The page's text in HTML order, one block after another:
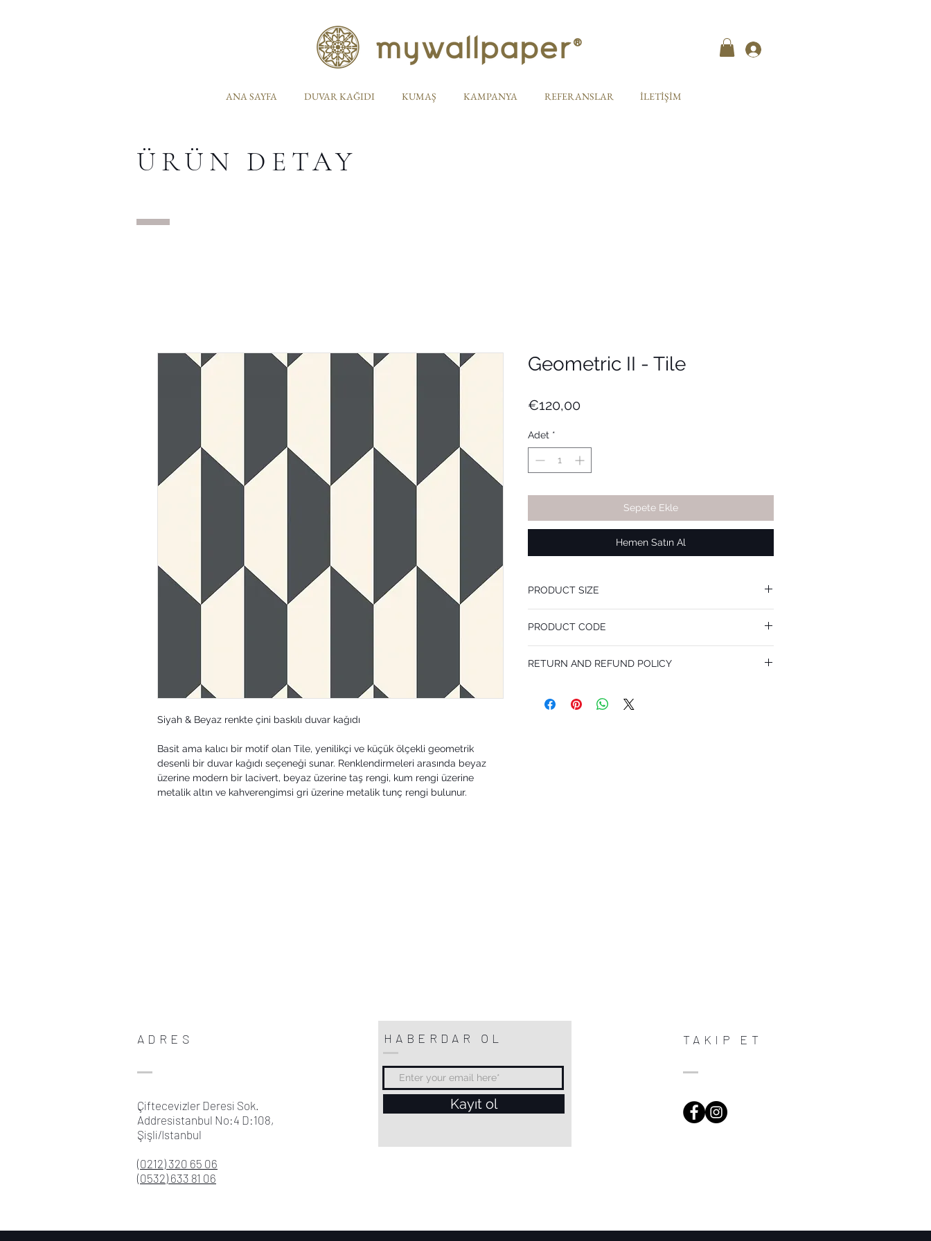
ANA SAYFA DUVAR KAĞIDI KUMAŞ KAMPANYA REFERANSLAR İLETİŞİM
ÜRÜN DETAY
Siyah & Beyaz renkte çini baskılı duvar kağıdı
Basit ama kalıcı bir motif olan Tile, yenilikçi ve küçük ölçekli geometrik
desenli bir duvar kağıdı seçeneği sunar. Renklendirmeleri arasında beyaz
üzerine modern bir lacivert, beyaz üzerine taş rengi, kum rengi üzerine
metalik altın ve kahverengimsi gri üzerine metalik tunç rengi bulunur.
Geometric II - Tile
€120,00Fiyat
Adet *
Sepete Ekle
Hemen Satın Al
PRODUCT SIZE
Pattern Repeat 35 cm
PRODUCT CODE
RETURN AND REFUND POLICY
customers know what to do in case they are dissatisfied with
ADRES
Çiftecevizler Deresi Sok.
Addresistanbul No:4 D:108,
Şişli/Istanbul
(0212) 320 65 06
(0532) 633 81 06
HABERDAR OL
Kayıt ol
TAKIP ET